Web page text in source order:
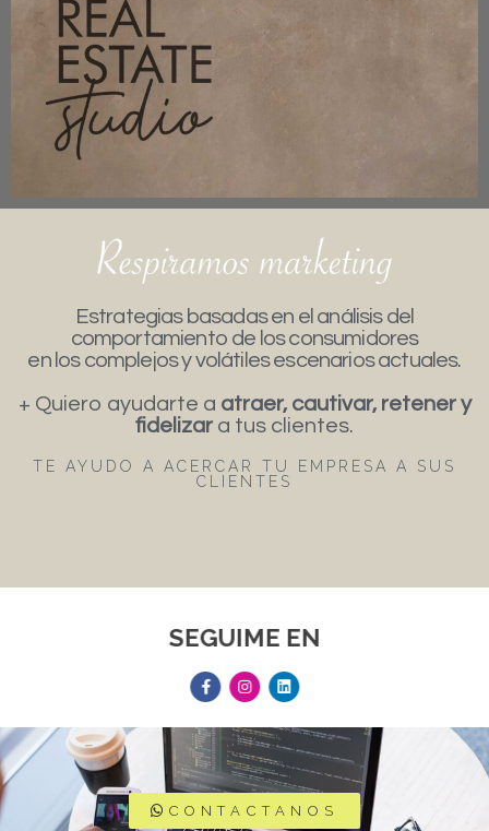
Estrategias basadas en el análisis del
comportamiento de los consumidores
en los complejos y volátiles escenarios actuales.
+ Quiero ayudarte a atraer, cautivar, retener y
fidelizar a tus clientes.
TE AYUDO A ACERCAR TU EMPRESA A SUS
CLIENTES
SEGUIME EN
CONTACTANOS